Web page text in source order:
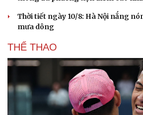
Thời tiết ngày 10/8: Hà Nội nắng
mưa dông
THỂ THAO